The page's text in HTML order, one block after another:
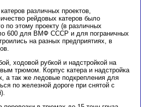
различных проектов,
рейдовых катеров было
по этому проекту (в различных
600 для ВМФ СССР и для пограничных
на разных предприятиях, в
ходовой рубкой и надстройкой на
трюмом. Корпус катера и надстройка
а так же ледовые подкрепления для
по железной дороге при снятой с